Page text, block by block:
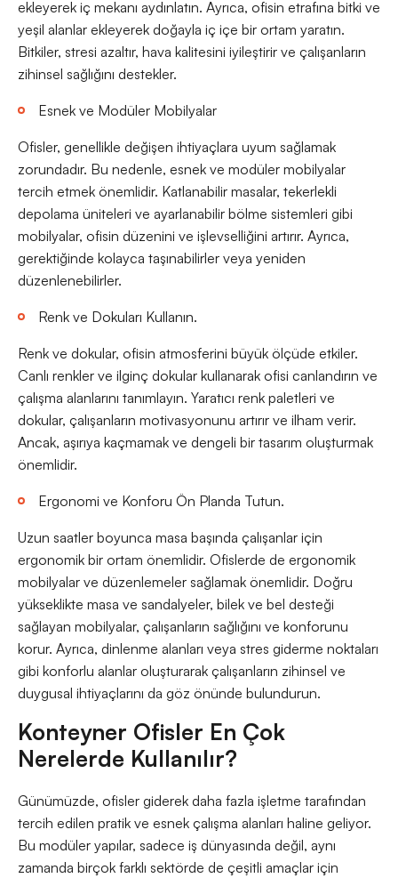
ekleyerek iç mekanı aydınlatın. Ayrıca, ofisin etrafına bitki ve
yeşil alanlar ekleyerek doğayla iç içe bir ortam yaratın.
Bitkiler, stresi azaltır, hava kalitesini iyileştirir ve çalışanların
zihinsel sağlığını destekler.
Esnek ve Modüler Mobilyalar
Ofisler, genellikle değişen ihtiyaçlara uyum sağlamak
zorundadır. Bu nedenle, esnek ve modüler mobilyalar
tercih etmek önemlidir. Katlanabilir masalar, tekerlekli
depolama üniteleri ve ayarlanabilir bölme sistemleri gibi
mobilyalar, ofisin düzenini ve işlevselliğini artırır. Ayrıca,
gerektiğinde kolayca taşınabilirler veya yeniden
düzenlenebilirler.
Renk ve Dokuları Kullanın.
Renk ve dokular, ofisin atmosferini büyük ölçüde etkiler.
Canlı renkler ve ilginç dokular kullanarak ofisi canlandırın ve
çalışma alanlarını tanımlayın. Yaratıcı renk paletleri ve
dokular, çalışanların motivasyonunu artırır ve ilham verir.
Ancak, aşırıya kaçmamak ve dengeli bir tasarım oluşturmak
önemlidir.
Ergonomi ve Konforu Ön Planda Tutun.
Uzun saatler boyunca masa başında çalışanlar için
ergonomik bir ortam önemlidir. Ofislerde de ergonomik
mobilyalar ve düzenlemeler sağlamak önemlidir. Doğru
yükseklikte masa ve sandalyeler, bilek ve bel desteği
sağlayan mobilyalar, çalışanların sağlığını ve konforunu
korur. Ayrıca, dinlenme alanları veya stres giderme noktaları
gibi konforlu alanlar oluşturarak çalışanların zihinsel ve
duygusal ihtiyaçlarını da göz önünde bulundurun.
Konteyner Ofisler En Çok
Nerelerde Kullanılır?
Günümüzde, ofisler giderek daha fazla işletme tarafından
tercih edilen pratik ve esnek çalışma alanları haline geliyor.
Bu modüler yapılar, sadece iş dünyasında değil, aynı
zamanda birçok farklı sektörde de çeşitli amaçlar için